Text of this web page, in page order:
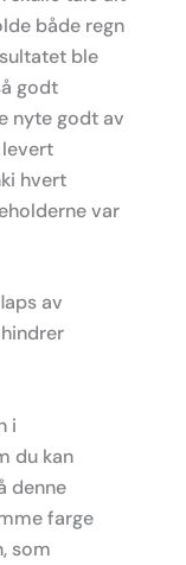
både regn
ble
godt
nyte godt av
hvert
var
av
i
du kan
denne
farge
som